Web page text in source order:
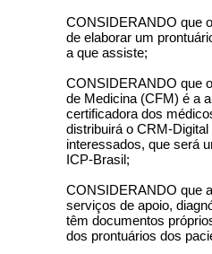
CONSIDERANDO que
de elaborar um
a que assiste;
CONSIDERANDO que
de Medicina (CFM) é a
certificadora dos
distribuirá o CRM-
interessados, que será
ICP-Brasil;
CONSIDERANDO que
serviços de apoio,
têm documentos
dos prontuários dos